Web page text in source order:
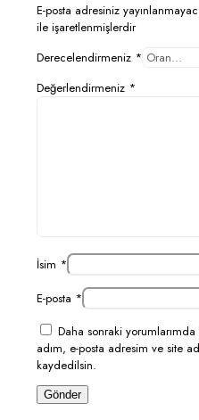
E-posta adresiniz
ile işaretlenmişlerdir
Derecelendirmeniz *
Değerlendirmeniz *
İsim *
E-posta *
Daha sonraki yorumlarımda
adım, e-posta adresim ve site
kaydedilsin.